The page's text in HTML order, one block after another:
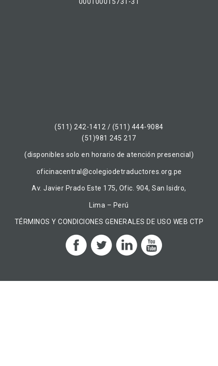
(511) 242-1412 / (511) 444-9084
(51)981 245 217
(disponibles solo en horario de atención presencial)
oficinacentral@colegiodetraductores.org.pe
Av. Javier Prado Este 175, Ofic. 904, San Isidro,
Lima – Perú
TÉRMINOS Y CONDICIONES GENERALES DE USO WEB CTP